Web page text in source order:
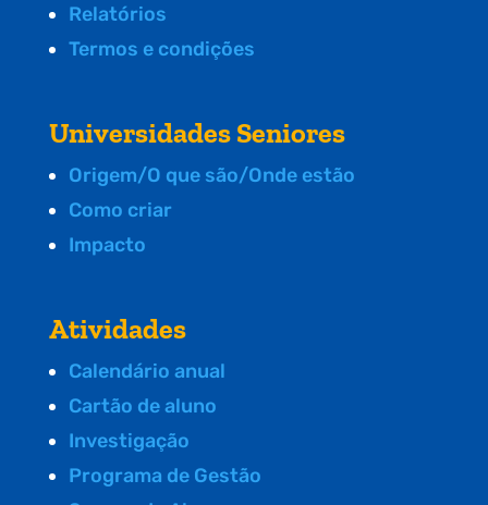
Relatórios
Termos e condições
Universidades Seniores
Origem/O que são/Onde estão
Como criar
Impacto
Atividades
Calendário anual
Cartão de aluno
Investigação
Programa de Gestão